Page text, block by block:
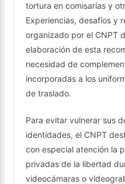
tortura en comisarías y
Experiencias, desafíos y
organizado por el CNPT
elaboración de esta
necesidad de
incorporadas a los
de traslado.
Para evitar vulnerar sus
identidades, el CNPT
con especial atención la
privadas de la libertad
videocámaras o